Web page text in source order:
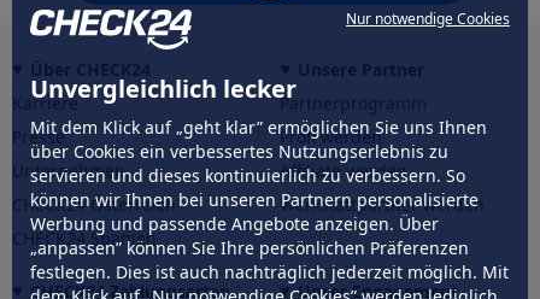
Nur notwendige Cookies
Unvergleichlich lecker
Mit dem Klick auf „geht klar” ermöglichen Sie uns Ihnen
über Cookies ein verbessertes Nutzungserlebnis zu
servieren und dieses kontinuierlich zu verbessern. So
können wir Ihnen bei unseren Partnern personalisierte
Werbung und passende Angebote anzeigen. Über
„anpassen” können Sie Ihre persönlichen Präferenzen
festlegen. Dies ist auch nachträglich jederzeit möglich. Mit
Karriere
Presse
Unternehmen
CHECK24 Österreich
CHECK24 Spanien
Partnerprogramm
Profi werden
Affiliate werden
Werkstattpartner werden
CHECK24 Zahlungsarten
Unser Engagement